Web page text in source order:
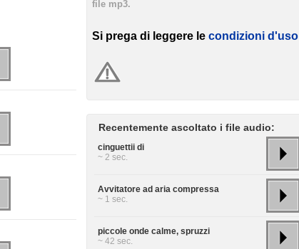
file mp3.
Si prega di leggere le condizioni d'uso
Recentemente ascoltato i file audio:
cinguettii di
~ 2 sec.
Avvitatore ad aria compressa
~ 1 sec.
piccole onde calme, spruzzi
~ 42 sec.